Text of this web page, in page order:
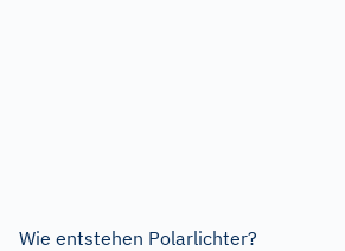
Wie entstehen Polarlichter?